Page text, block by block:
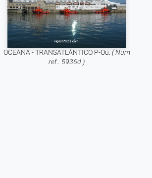
OCEANA - TRANSATLÁNTICO P-Ou. ( Num
ref.: 5936d )